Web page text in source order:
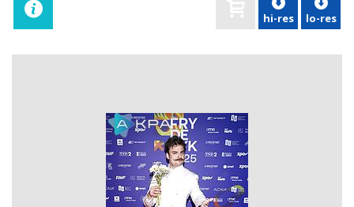
hi-res lo-res